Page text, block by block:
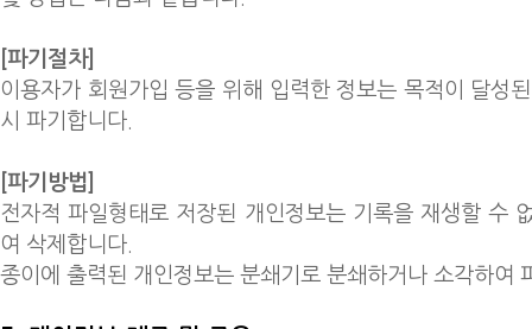
[파기절차]
이용자가 회원가입 등을 위해 입력한 정보는 목적이 달성
시 파기합니다.
[파기방법]
전자적 파일형태로 저장된 개인정보는 기록을 재생할 수
여 삭제합니다.
종이에 출력된 개인정보는 분쇄기로 분쇄하거나 소각하여